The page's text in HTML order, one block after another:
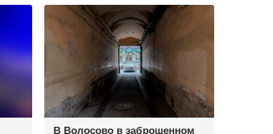
В Волосово в заброшенном